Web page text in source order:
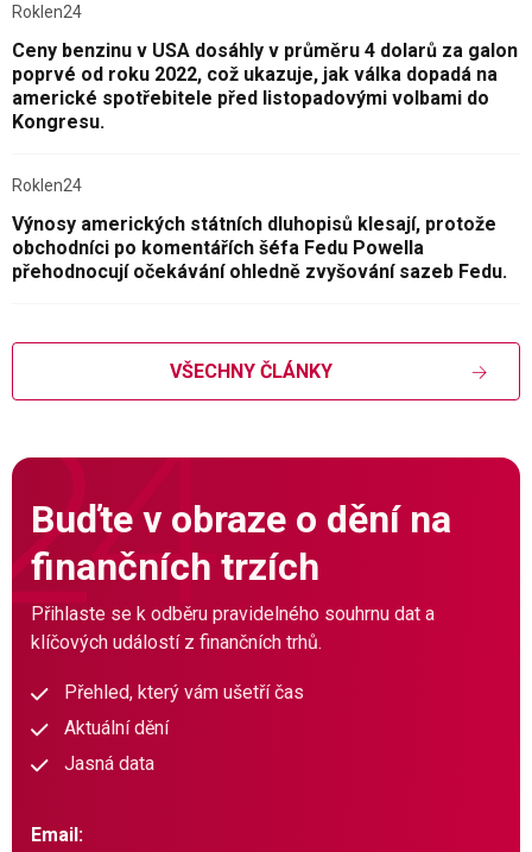
Roklen24
Ceny benzinu v USA dosáhly v průměru 4 dolarů za galon
poprvé od roku 2022, což ukazuje, jak válka dopadá na
americké spotřebitele před listopadovými volbami do
Kongresu.
Roklen24
Výnosy amerických státních dluhopisů klesají, protože
obchodníci po komentářích šéfa Fedu Powella
přehodnocují očekávání ohledně zvyšování sazeb Fedu.
VŠECHNY ČLÁNKY
Buďte v obraze o dění na
finančních trzích
Přihlaste se k odběru pravidelného souhrnu dat a
klíčových událostí z finančních trhů.
Přehled, který vám ušetří čas
Aktuální dění
Jasná data
Email: